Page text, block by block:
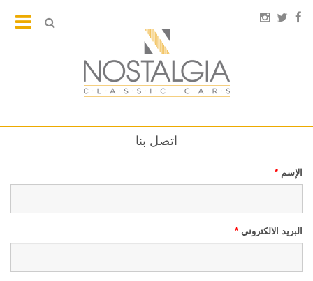
اتصل بنا
الإسم *
البريد الالكتروني *